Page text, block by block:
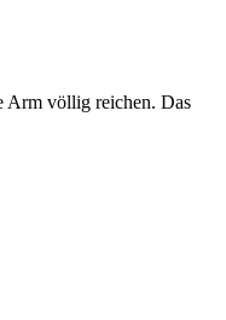
Arm völlig reichen. Das